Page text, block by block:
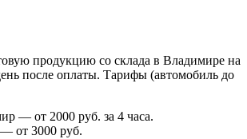
продукцию со склада в Владимире на
после оплаты. Тарифы (автомобиль до
— от 2000 руб. за 4 часа.
от 3000 руб.